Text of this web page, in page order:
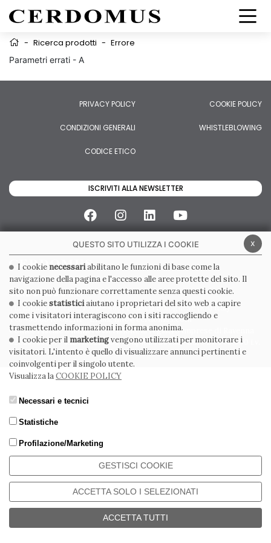
- Ricerca prodotti - Errore
Parametri errati - A
CERDOMUS S.R.L.
Via Emilia Ponente, 1000 - 48014 Castel Bolognese (RA) Italy
Tel. +39.0546.652111 - Email: info@cerdomus.com
Codice Fiscale e numero iscrizione al registro imprese di Ravenna
02620780391 - REA RA 217992 - Capitale Sociale Euro 20.000.000 i.v.
PRIVACY POLICY COOKIE POLICY
CONDIZIONI GENERALI WHISTLEBLOWING
CODICE ETICO
ISCRIVITI ALLA NEWSLETTER
x
QUESTO SITO UTILIZZA I COOKIE
I cookie necessariabilitano le funzioni di base come la
navigazione della pagina e l'accesso alle aree protette del sito. Il
sito non può funzionare correttamente senza questi cookie.
I cookiestatisticiaiutano i proprietari del sito web a capire
come i visitatori interagiscono con i siti raccogliendo e
trasmettendo informazioni in forma anonima.
I cookie per il marketingvengono utilizzati per monitorare i
visitatori. L'intento è quello di visualizzare annunci pertinenti e
coinvolgenti per il singolo utente.
Visualizza laCOOKIE POLICY
Necessari e tecnici
Statistiche
Profilazione/Marketing
GESTISCI COOKIE
ACCETTA SOLO I SELEZIONATI
ACCETTA TUTTI